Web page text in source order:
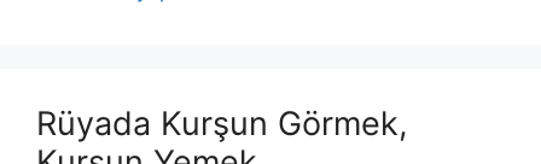
Rüyada Kurşun Görmek,